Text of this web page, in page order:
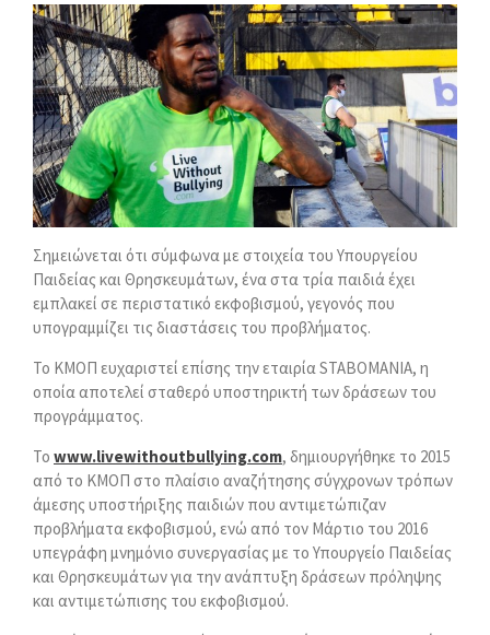
Σημειώνεται ότι σύμφωνα με στοιχεία του Υπουργείου
Παιδείας και Θρησκευμάτων, ένα στα τρία παιδιά έχει
εμπλακεί σε περιστατικό εκφοβισμού, γεγονός που
υπογραμμίζει τις διαστάσεις του προβλήματος.
Το ΚΜΟΠ ευχαριστεί επίσης την εταιρία STABOMANIA, η
οποία αποτελεί σταθερό υποστηρικτή των δράσεων του
προγράμματος.
Το www.livewithoutbullying.com, δημιουργήθηκε το 2015
από το ΚΜΟΠ στο πλαίσιο αναζήτησης σύγχρονων τρόπων
άμεσης υποστήριξης παιδιών που αντιμετώπιζαν
προβλήματα εκφοβισμού, ενώ από τον Μάρτιο του 2016
υπεγράφη μνημόνιο συνεργασίας με το Υπουργείο Παιδείας
και Θρησκευμάτων για την ανάπτυξη δράσεων πρόληψης
και αντιμετώπισης του εκφοβισμού.